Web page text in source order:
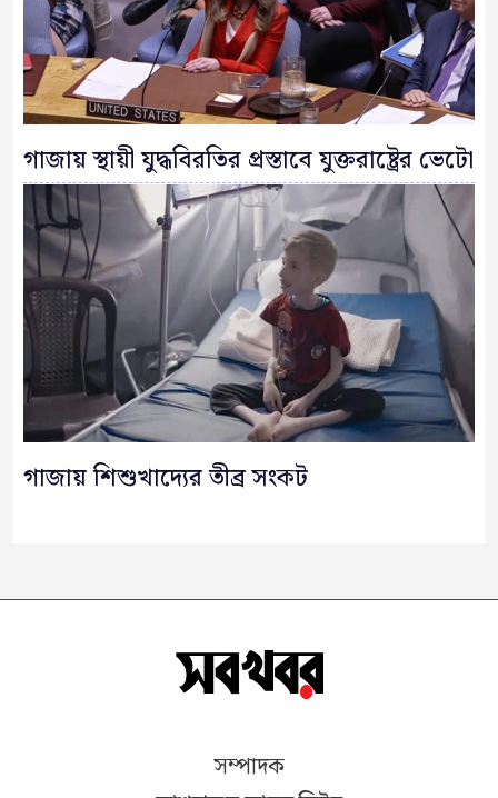
গাজায় স্থায়ী যুদ্ধবিরতির প্রস্তাবে যুক্তরাষ্ট্রের ভেটো
গাজায় শিশুখাদ্যের তীব্র সংকট
সম্পাদক